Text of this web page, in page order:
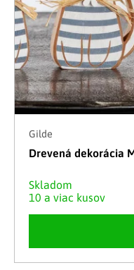
Gilde
Drevená dekorácia
Skladom
10 a viac kusov